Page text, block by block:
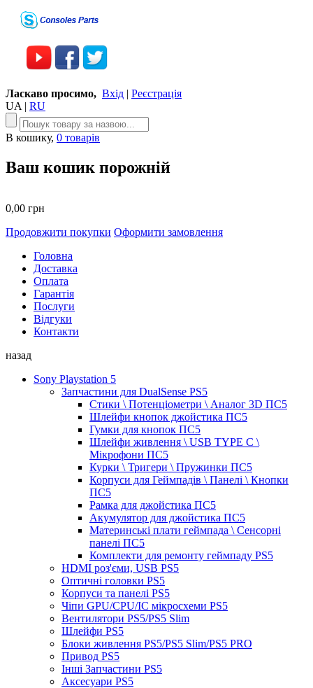
Ласкаво просимо, Вхід | Реєстрація
UA | RU
В кошику, 0 товарів
Ваш кошик порожній
0,00 грн
Продовжити покупки Оформити замовлення
Головна
Доставка
Оплата
Гарантія
Послуги
Відгуки
Контакти
назад
Sony Playstation 5
Запчастини для DualSense PS5
Стики \ Потенціометри \ Аналог 3D ПС5
Шлейфи кнопок джойстика ПС5
Гумки для кнопок ПС5
Шлейфи живлення \ USB TYPE C \
Мікрофони ПС5
Курки \ Тригери \ Пружинки ПС5
Корпуси для Геймпадів \ Панелі \ Кнопки
ПС5
Рамка для джойстика ПС5
Акумулятор для джойстика ПС5
Материнські плати геймпада \ Сенсорні
панелі ПС5
Комплекти для ремонту геймпаду PS5
HDMI роз'єми, USB PS5
Оптичні головки PS5
Корпуси та панелі PS5
Чіпи GPU/CPU/IC мікросхеми PS5
Вентилятори PS5/PS5 Slim
Шлейфи PS5
Блоки живлення PS5/PS5 Slim/PS5 PRO
Привод PS5
Інші Запчастини PS5
Аксесуари PS5